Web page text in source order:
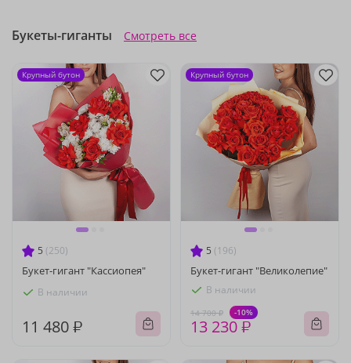
Букеты-гиганты Смотреть все
5 (250)
Букет-гигант "Кассиопея"
В наличии
11 480 ₽
Крупный бутон
5 (196)
Букет-гигант "Великолепие"
В наличии
14 700 ₽ -10%
13 230 ₽
Крупный бутон